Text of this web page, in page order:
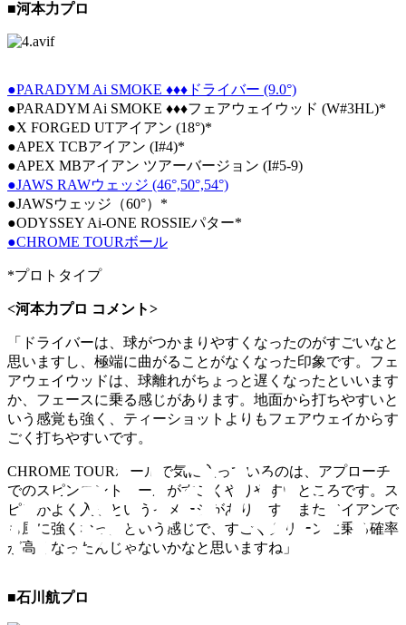
■河本力プロ
●PARADYM Ai SMOKE ♦♦♦ドライバー (9.0°)
●PARADYM Ai SMOKE ♦♦♦フェアウェイウッド (W#3HL)*
●X FORGED UTアイアン (18°)*
●APEX TCBアイアン (I#4)*
●APEX MBアイアン ツアーバージョン (I#5-9)
●JAWS RAWウェッジ (46°,50°,54°)
●JAWSウェッジ（60°）*
●ODYSSEY Ai-ONE ROSSIEパター*
●CHROME TOURボール
*プロトタイプ
<河本力プロ コメント>
「ドライバーは、球がつかまりやすくなったのがすごいなと
思いますし、極端に曲がることがなくなった印象です。フェ
アウェイウッドは、球離れがちょっと遅くなったといいます
か、フェースに乗る感じがあります。地面から打ちやすいと
いう感覚も強く、ティーショットよりもフェアウェイからす
ごく打ちやすいです。
CHROME TOURボールで気に入っているのは、アプローチ
でのスピンコントロールがすごくやりやすいところです。ス
ピンがよく入るというイメージがあります。またアイアンで
も風に強くなったという感じで、すごくグリーンに乗る確率
が高くなったんじゃないかなと思いますね」
■石川航プロ